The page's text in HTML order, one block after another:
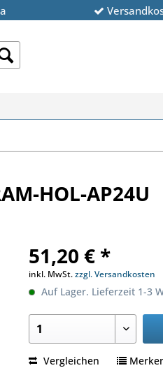
HOL-AP24U
51,20 € *
inkl. MwSt.zzgl. Versandkosten
Auf Lager. Lieferzeit 1-3
Vergleichen